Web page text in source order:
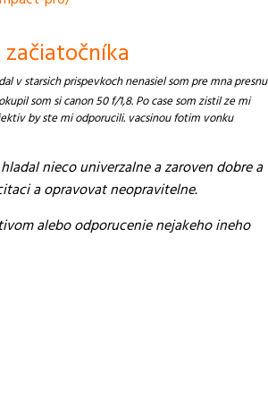
v starsich prispevkoch nenasiel som pre mna presnu
som si canon 50 f/1,8. Po case som zistil ze mi
by ste mi odporucili. vacsinou fotim vonku
nieco univerzalne a zaroven dobre a
a opravovat neopravitelne.
alebo odporucenie nejakeho ineho